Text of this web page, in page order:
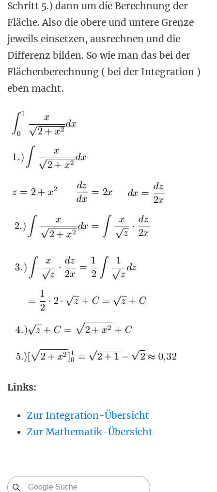
Schritt 5.) dann um die Berechnung der
Fläche. Also die obere und untere Grenze
jeweils einsetzen, ausrechnen und die
Differenz bilden. So wie man das bei der
Flächenberechnung ( bei der Integration )
eben macht.
Links:
Zur Integration-Übersicht
Zur Mathematik-Übersicht